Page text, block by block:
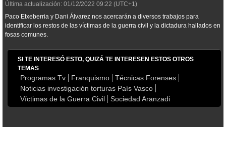
Última actualización: 01/12/2022 09:22 (UTC+1)
Paco Etxeberria y Dani Álvarez nos acercarán a diversos trabajos para
identificar los restos de las víctimas de la guerra civil y la dictadura hallados en
fosas comunes.
SI TE INTERESÓ ESTO, QUIZÁ TE INTERESEN ESTOS OTROS
TEMAS
Programas Tv Franquismo
Técnicas Forenses
Noticias investigación torturas País Vasco
Víctimas de la Guerra Civil
Sociedad Aranzadi